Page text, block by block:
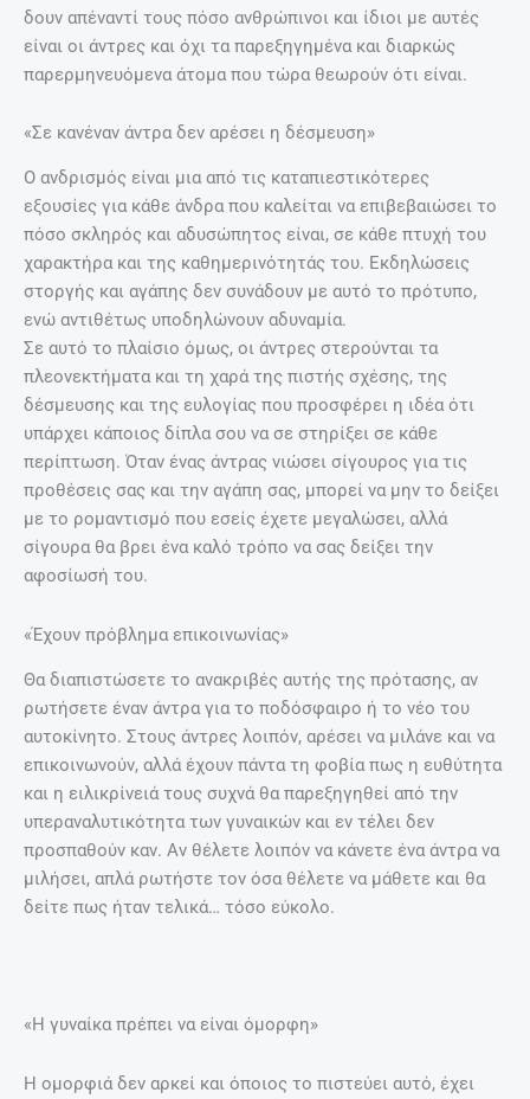
δουν απέναντί τους πόσο ανθρώπινοι και ίδιοι με αυτές
είναι οι άντρες και όχι τα παρεξηγημένα και διαρκώς
παρερμηνευόμενα άτομα που τώρα θεωρούν ότι είναι.
«Σε κανέναν άντρα δεν αρέσει η δέσμευση»
Ο ανδρισμός είναι μια από τις καταπιεστικότερες
εξουσίες για κάθε άνδρα που καλείται να επιβεβαιώσει το
πόσο σκληρός και αδυσώπητος είναι, σε κάθε πτυχή του
χαρακτήρα και της καθημερινότητάς του. Εκδηλώσεις
στοργής και αγάπης δεν συνάδουν με αυτό το πρότυπο,
ενώ αντιθέτως υποδηλώνουν αδυναμία.
Σε αυτό το πλαίσιο όμως, οι άντρες στερούνται τα
πλεονεκτήματα και τη χαρά της πιστής σχέσης, της
δέσμευσης και της ευλογίας που προσφέρει η ιδέα ότι
υπάρχει κάποιος δίπλα σου να σε στηρίξει σε κάθε
περίπτωση. Όταν ένας άντρας νιώσει σίγουρος για τις
προθέσεις σας και την αγάπη σας, μπορεί να μην το δείξει
με το ρομαντισμό που εσείς έχετε μεγαλώσει, αλλά
σίγουρα θα βρει ένα καλό τρόπο να σας δείξει την
αφοσίωσή του.
«Έχουν πρόβλημα επικοινωνίας»
Θα διαπιστώσετε το ανακριβές αυτής της πρότασης, αν
ρωτήσετε έναν άντρα για το ποδόσφαιρο ή το νέο του
αυτοκίνητο. Στους άντρες λοιπόν, αρέσει να μιλάνε και να
επικοινωνούν, αλλά έχουν πάντα τη φοβία πως η ευθύτητα
και η ειλικρίνειά τους συχνά θα παρεξηγηθεί από την
υπεραναλυτικότητα των γυναικών και εν τέλει δεν
προσπαθούν καν. Αν θέλετε λοιπόν να κάνετε ένα άντρα να
μιλήσει, απλά ρωτήστε τον όσα θέλετε να μάθετε και θα
δείτε πως ήταν τελικά… τόσο εύκολο.
«Η γυναίκα πρέπει να είναι όμορφη»
Η ομορφιά δεν αρκεί και όποιος το πιστεύει αυτό, έχει